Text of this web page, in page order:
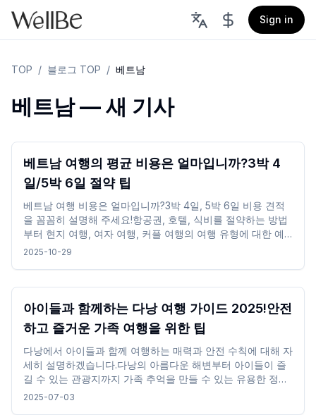
Sign in
TOP / 블로그 TOP / 베트남
베트남 — 새 기사
베트남 여행의 평균 비용은 얼마입니까?3박 4
일/5박 6일 절약 팁
베트남 여행 비용은 얼마입니까?3박 4일, 5박 6일 비용 견적
을 꼼꼼히 설명해 주세요!항공권, 호텔, 식비를 절약하는 방법
부터 현지 여행, 여자 여행, 커플 여행의 여행 유형에 대한 예
산 견적까지.다음은 성공적으로 비용을 절감하고 럭셔리를 즐
2025-10-29
아이들과 함께하는 다낭 여행 가이드 2025!안전
하고 즐거운 가족 여행을 위한 팁
다낭에서 아이들과 함께 여행하는 매력과 안전 수칙에 대해 자
세히 설명하겠습니다.다낭의 아름다운 해변부터 아이들이 즐
길 수 있는 관광지까지 가족 추억을 만들 수 있는 유용한 정보
를 전달해 드립니다.안전한 숙박과 만족스러운 여행을 경험하
2025-07-03